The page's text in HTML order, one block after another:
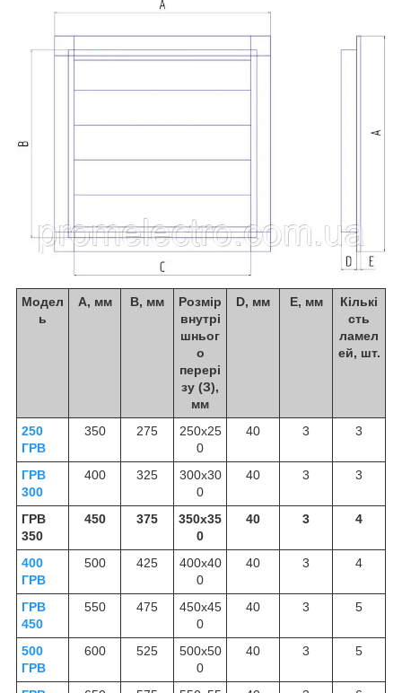
Модел
ь
А, мм В, мм
Розмір
внутрі
шньог
о
перері
зу (З),
мм
D, мм Е, мм
Кількі
сть
ламел
ей, шт.
250
ГРВ
350 275
250х25
0
40 3 3
ГРВ
300
400 325
300х30
0
40 3 3
ГРВ
350
450 375
350х35
0
40 3 4
400
ГРВ
500 425
400х40
0
40 3 4
ГРВ
450
550 475
450х45
0
40 3 5
500
ГРВ
600 525
500х50
0
40 3 5